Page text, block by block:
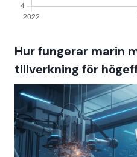
Hur fungerar marin
tillverkning för